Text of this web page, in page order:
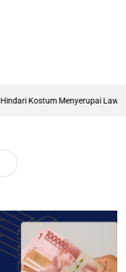
Kostum Menyerupai Lawan